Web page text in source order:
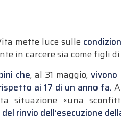
mette luce sulle
in carcere sia come figli
che, al 31 maggio,
ai 17 di un anno fa.
situazione «una
rinvio dell’esecuzione